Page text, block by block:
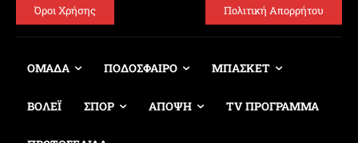
Όροι Χρήσης Πολιτική Απορρήτου
ΟΜΑΔΑ ΠΟΔΟΣΦΑΙΡΟ ΜΠΑΣΚΕΤ
ΒΟΛΕΪ ΣΠΟΡ ΑΠΟΨΗ TV ΠΡΟΓΡΑΜΜΑ